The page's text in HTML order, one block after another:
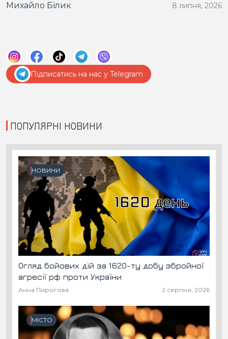
Михайло Білик 8 липня, 2026
Підписатись на нас у Telegram
ПОПУЛЯРНІ НОВИНИ
НОВИНИ
Огляд бойових дій за 1620-ту добу збройної
агресії рф проти України
Анна Пирогова 2 серпня, 2026
МІСТО